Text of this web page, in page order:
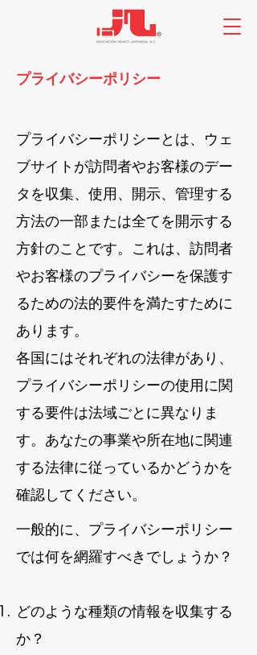
プライバシーポリシー
プライバシーポリシーとは、ウェ
ブサイトが訪問者やお客様のデー
タを収集、使用、開示、管理する
方法の一部または全てを開示する
方針のことです。これは、訪問者
やお客様のプライバシーを保護す
るための法的要件を満たすために
あります。
各国にはそれぞれの法律があり、
プライバシーポリシーの使用に関
する要件は法域ごとに異なりま
す。あなたの事業や所在地に関連
する法律に従っているかどうかを
確認してください。
一般的に、プライバシーポリシー
では何を網羅すべきでしょうか？
どのような種類の情報を収集する
か？